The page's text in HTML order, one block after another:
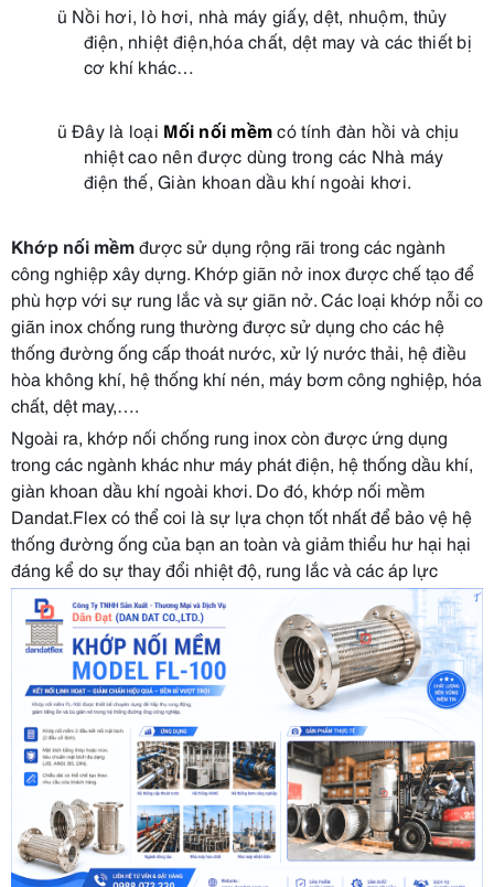
ü Nồi hơi, lò hơi, nhà máy giấy, dệt, nhuộm, thủy
điện, nhiệt điện,hóa chất, dệt may và các thiết bị
cơ khí khác…
üĐây là loại Mối nối mềmcó tính đàn hồi và chịu
nhiệt cao nên được dùng trong các Nhà máy
điện thế, Giàn khoan dầu khí ngoài khơi.
Khớp nối mềmđược sử dụng rộng rãi trong các ngành
công nghiệp xây dựng. Khớp giãn nở inox được chế tạo để
phù hợp với sự rung lắc và sự giãn nở. Các loại khớp nỗi co
giãn inox chống rung thường được sử dụng cho các hệ
thống đường ống cấp thoát nước, xử lý nước thải, hệ điều
hòa không khí, hệ thống khí nén, máy bơm công nghiệp, hóa
chất, dệt may,….
Ngoài ra, khớp nối chống rung inox còn được ứng dụng
trong các ngành khác như máy phát điện, hệ thống dầu khí,
giàn khoan dầu khí ngoài khơi. Do đó, khớp nối mềm
Dandat.Flex có thể coi là sự lựa chọn tốt nhất để bảo vệ hệ
thống đường ống của bạn an toàn và giảm thiểu hư hại hại
đáng kể do sự thay đổi nhiệt độ, rung lắc và các áp lực